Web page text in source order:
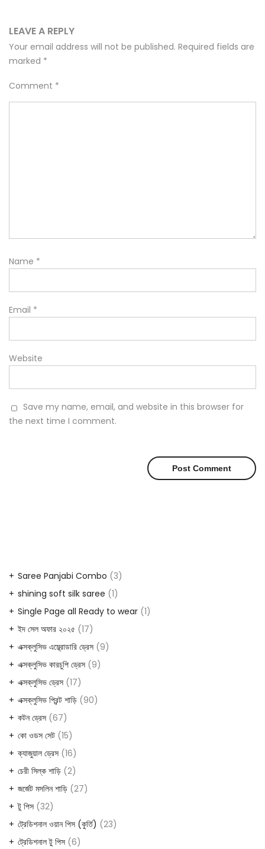
LEAVE A REPLY
Your email address will not be published. Required fields are
marked *
Comment *
Name *
Email *
Website
Save my name, email, and website in this browser for
the next time I comment.
Saree Panjabi Combo 33
shining soft silk saree 11
product
Single Page all Ready to wear 11
ইদ সেল অফার ২০২৫ 1717
products
এক্সক্লুসিভ এম্ব্রোডারি ড্রেস 99
এক্সক্লুসিভ কারচুপি ড্রেস 99
এক্সক্লুসিভ ড্রেস 1717
products
এক্সক্লুসিভ প্রিন্ট শাড়ি 9090
কটন ড্রেস 6767
products
কো ওডস সেট 1515
products
ক্যাজুয়াল ড্রেস 1616
products
চেরী সিল্ক শাড়ি 22
products
জর্জেট মসলিন শাড়ি 2727
টু পিস 3232
products
ট্রেডিশনাল ওয়ান পিস (কুর্তি) 2323
ট্রেডিশনাল টু পিস 66